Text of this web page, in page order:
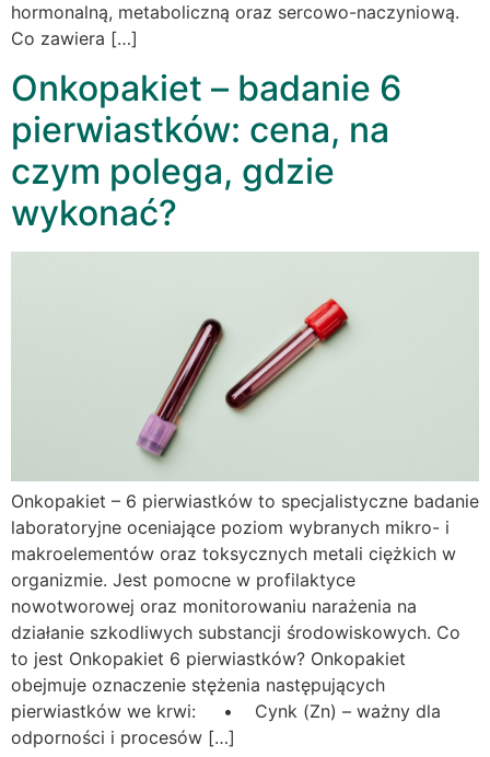
hormonalną, metaboliczną oraz sercowo-naczyniową.
Co zawiera […]
Onkopakiet – badanie 6
pierwiastków: cena, na
czym polega, gdzie
wykonać?
Onkopakiet – 6 pierwiastków to specjalistyczne badanie
laboratoryjne oceniające poziom wybranych mikro- i
makroelementów oraz toksycznych metali ciężkich w
organizmie. Jest pomocne w profilaktyce
nowotworowej oraz monitorowaniu narażenia na
działanie szkodliwych substancji środowiskowych. Co
to jest Onkopakiet 6 pierwiastków? Onkopakiet
obejmuje oznaczenie stężenia następujących
pierwiastków we krwi: • Cynk (Zn) – ważny dla
odporności i procesów […]